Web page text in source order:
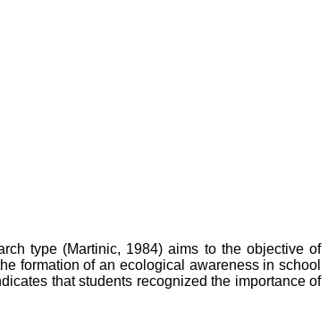
type (Martinic, 1984) aims to the objective of
formation of an ecological awareness in school
that students recognized the importance of